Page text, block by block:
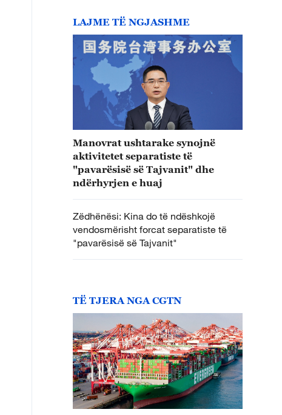
LAJME TË NGJASHME
Manovrat ushtarake synojnë
aktivitetet separatiste të
"pavarësisë së Tajvanit" dhe
ndërhyrjen e huaj
Zëdhënësi: Kina do të ndëshkojë
vendosmërisht forcat separatiste të
"pavarësisë së Tajvanit"
TË TJERA NGA CGTN